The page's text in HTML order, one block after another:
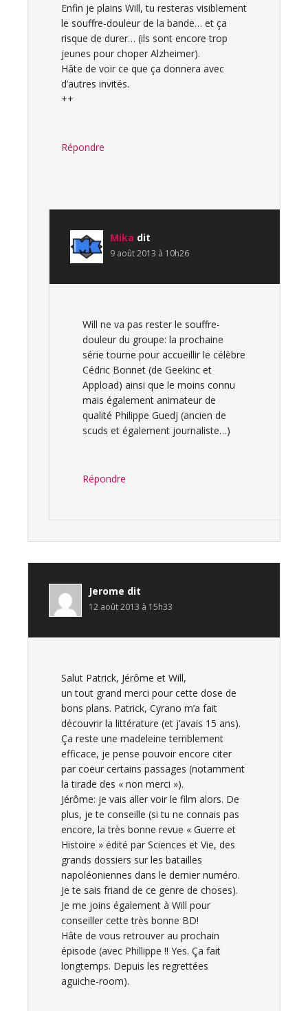
Enfin je plains Will, tu resteras visiblement
le souffre-douleur de la bande… et ça
risque de durer… (ils sont encore trop
jeunes pour choper Alzheimer).
Hâte de voir ce que ça donnera avec
d’autres invités.
++
Répondre
Mika dit
9 août 2013 à 10h26
Will ne va pas rester le souffre-
douleur du groupe: la prochaine
série tourne pour accueillir le célèbre
Cédric Bonnet (de Geekinc et
Appload) ainsi que le moins connu
mais également animateur de
qualité Philippe Guedj (ancien de
scuds et également journaliste…)
Répondre
Jerome dit
12 août 2013 à 15h33
Salut Patrick, Jérôme et Will,
un tout grand merci pour cette dose de
bons plans. Patrick, Cyrano m’a fait
découvrir la littérature (et j’avais 15 ans).
Ça reste une madeleine terriblement
efficace, je pense pouvoir encore citer
par coeur certains passages (notamment
la tirade des « non merci »).
Jérôme: je vais aller voir le film alors. De
plus, je te conseille (si tu ne connais pas
encore, la très bonne revue « Guerre et
Histoire » édité par Sciences et Vie, des
grands dossiers sur les batailles
napoléoniennes dans le dernier numéro.
Je te sais friand de ce genre de choses).
Je me joins également à Will pour
conseiller cette très bonne BD!
Hâte de vous retrouver au prochain
épisode (avec Phillippe !! Yes. Ça fait
longtemps. Depuis les regrettées
aguiche-room).